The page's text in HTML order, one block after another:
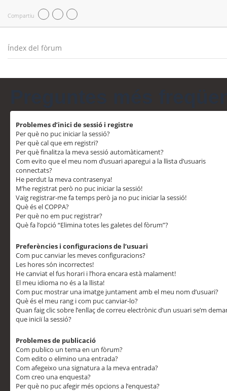
Compartiu
Índex del fòrum
Problemes d’inici de sessió i registre
Per què no puc iniciar la sessió?
Per què cal que em registri?
Per què finalitza la meva sessió automàticament?
Com evito que el meu nom d’usuari aparegui a la llista d’usuaris
connectats?
He perdut la meva contrasenya!
M’he registrat però no puc iniciar la sessió!
Vaig registrar-me fa temps però ja no puc iniciar la sessió!
Què és el COPPA?
Per què no em puc registrar?
Què fa l’opció “Elimina totes les galetes del fòrum”?
Preferències i configuracions de l’usuari
Com puc canviar les meves configuracions?
Les hores són incorrectes!
He canviat el fus horari i l’hora encara està malament!
El meu idioma no és a la llista!
Com puc mostrar una imatge juntament amb el meu nom d’usuari?
Què és el meu rang i com puc canviar-lo?
Quan faig clic sobre l’enllaç de correu electrònic d’un usuari se’m
que iniciï la sessió?
Problemes de publicació
Com publico un tema en un fòrum?
Com edito o elimino una entrada?
Com afegeixo una signatura a la meva entrada?
Com creo una enquesta?
Per què no puc afegir més opcions a l’enquesta?